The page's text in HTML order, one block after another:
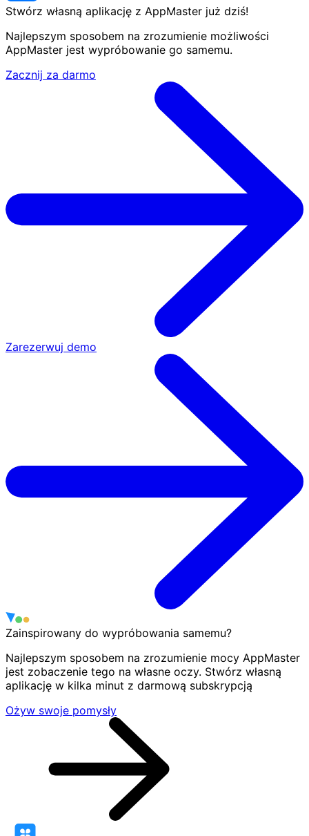
Stwórz własną aplikację z AppMaster już dziś!
Najlepszym sposobem na zrozumienie możliwości
AppMaster jest wypróbowanie go samemu.
Zacznij za darmo
Zarezerwuj demo
Zainspirowany do wypróbowania samemu?
Najlepszym sposobem na zrozumienie mocy AppMaster
jest zobaczenie tego na własne oczy. Stwórz własną
aplikację w kilka minut z darmową subskrypcją
Ożyw swoje pomysły